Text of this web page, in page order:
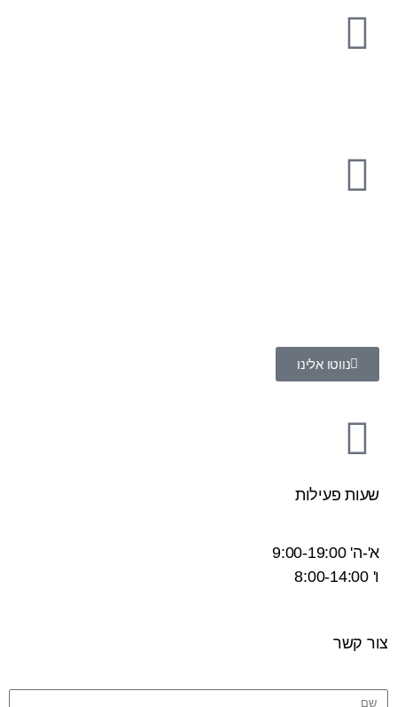
נווטו אלינו
שעות פעילות
א'-ה' 9:00-19:00
ו' 8:00-14:00
צור קשר